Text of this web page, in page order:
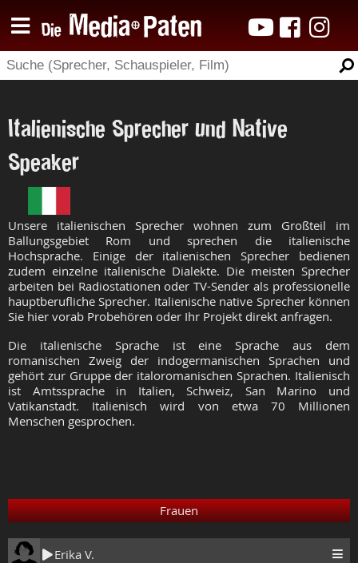
Italienische Sprecher und Native
Speaker
Unsere italienischen Sprecher wohnen zum Großteil im
Ballungsgebiet Rom und sprechen die italienische
Hochsprache. Einige der italienischen Sprecher bedienen
zudem einzelne italienische Dialekte. Die meisten Sprecher
arbeiten bei Radiostationen oder TV-Sender als professionelle
hauptberufliche Sprecher. Italienische native Sprecher können
Sie hier vorab Probehören oder Ihr Projekt direkt anfragen.
Die italienische Sprache ist eine Sprache aus dem
romanischen Zweig der indogermanischen Sprachen und
gehört zur Gruppe der italoromanischen Sprachen. Italienisch
ist Amtssprache in Italien, Schweiz, San Marino und
Vatikanstadt. Italienisch wird von etwa 70 Millionen
Menschen gesprochen.
Frauen
Erika V.